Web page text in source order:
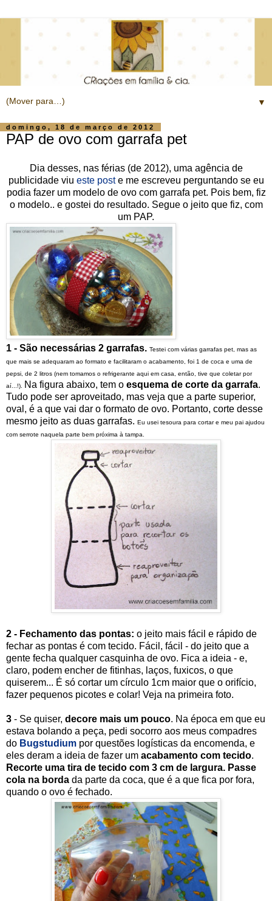
▼
domingo, 18 de março de 2012
PAP de ovo com garrafa pet
Dia desses, nas férias (de 2012), uma agência de
publicidade viu este poste me escreveu perguntando se eu
podia fazer um modelo de ovo com garrafa pet. Pois bem, fiz
o modelo.. e gostei do resultado. Segue o jeito que fiz, com
um PAP.
1 - São necessárias 2 garrafas. Testei com várias garrafas pet, mas as
que mais se adequaram ao formato e facilitaram o acabamento, foi 1 de coca e uma de
pepsi, de 2 litros (nem tomamos o refrigerante aqui em casa, então, tive que coletar por
aí...!).
Na figura abaixo, tem o esquema de corte da garrafa.
Tudo pode ser aproveitado, mas veja que a parte superior,
oval, é a que vai dar o formato de ovo. Portanto, corte desse
mesmo jeito as duas garrafas. Eu usei tesoura para cortar e meu pai ajudou
com serrote naquela parte bem próxima à tampa.
2 - Fechamento das pontas: o jeito mais fácil e rápido de
fechar as pontas é com tecido. Fácil, fácil - do jeito que a
gente fecha qualquer casquinha de ovo. Fica a ideia - e,
claro, podem encher de fitinhas, laços, fuxicos, o que
quiserem... É só cortar um círculo 1cm maior que o orifício,
fazer pequenos picotes e colar! Veja na primeira foto.
3 - Se quiser, decore mais um pouco. Na época em que eu
estava bolando a peça, pedi socorro aos meus compadres
do Bugstudium por questões logísticas da encomenda, e
eles deram a ideia de fazer um acabamento com tecido.
Recorte uma tira de tecido com 3 cm de largura. Passe
cola na borda da parte da coca, que é a que fica por fora,
quando o ovo é fechado.